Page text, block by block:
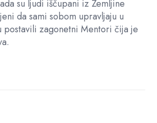
su ljudi iščupani iz Zemljine
da sami sobom upravljaju u
postavili zagonetni Mentori čija je